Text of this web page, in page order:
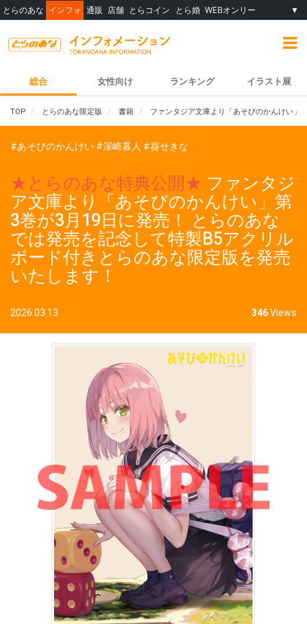
とらのあな インフォ 通販 店舗 とらコイン とら婚 WEBオンリー ▼
総合 女性向け ランキング イラスト展
TOP とらのあな限定版 書籍 ファンタジア文庫より「あそびのかんけい」
#あそびのかんけい #深崎暮人 #葵せきな
★とらのあな特典公開★ ファンタジ
ア文庫より「あそびのかんけい」第
3巻が3月19日に発売！ とらのあな
では発売を記念して特製B5アクリル
ボード付きとらのあな限定版を発売
いたします！
2026.03.13 346Views